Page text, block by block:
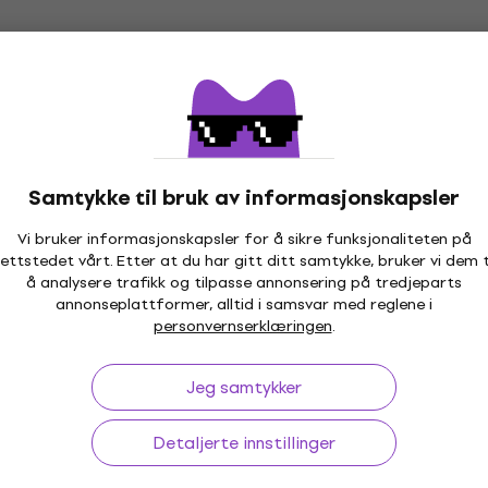
Samtykke til bruk av informasjonskapsler
Vi bruker informasjonskapsler for å sikre funksjonaliteten på
vårt. Etter at du har gitt ditt samtykke, bruker vi dem
å analysere trafikk og tilpasse annonsering på tredjeparts
annonseplattformer, alltid i samsvar med reglene i
personvernserklæringen.
Jeg samtykker
Detaljerte innstillinger
30 dager Prisgaranti
og angrerett
Useful links
FAQ – Ofte stilte spørsmål